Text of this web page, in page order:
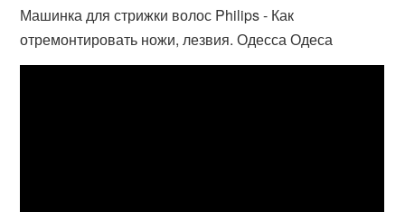
Машинка для стрижки волос Philips - Как
отремонтировать ножи, лезвия. Одесса Одеса